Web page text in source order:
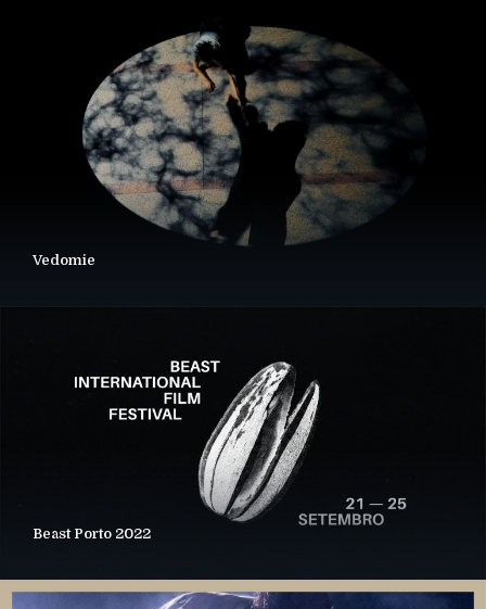
Vedomie
Beast Porto 2022